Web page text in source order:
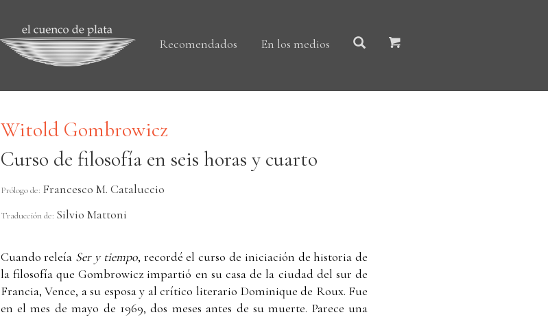
Recomendados En los medios
Witold Gombrowicz
Curso de filosofía en seis horas y cuarto
Prólogo de: Francesco M. Cataluccio
Traducción de: Silvio Mattoni
Cuando releía Ser y tiempo, recordé el curso de iniciación de historia de
la filosofía que Gombrowicz impartió en su casa de la ciudad del sur de
Francia, Vence, a su esposa y al crítico literario Dominique de Roux. Fue
en el mes de mayo de 1969, dos meses antes de su muerte. Parece una